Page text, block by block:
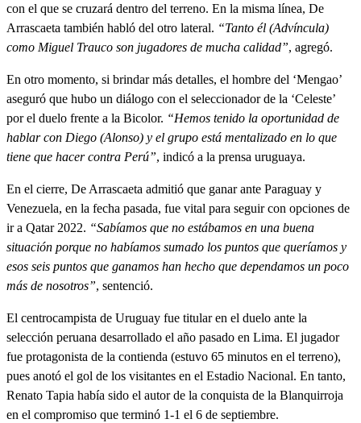
con el que se cruzará dentro del terreno. En la misma línea, De
Arrascaeta también habló del otro lateral. “Tanto él (Advíncula)
como Miguel Trauco son jugadores de mucha calidad”, agregó.
En otro momento, si brindar más detalles, el hombre del ‘Mengao’
aseguró que hubo un diálogo con el seleccionador de la ‘Celeste’
por el duelo frente a la Bicolor. “Hemos tenido la oportunidad de
hablar con Diego (Alonso) y el grupo está mentalizado en lo que
tiene que hacer contra Perú”, indicó a la prensa uruguaya.
En el cierre, De Arrascaeta admitió que ganar ante Paraguay y
Venezuela, en la fecha pasada, fue vital para seguir con opciones de
ir a Qatar 2022. “Sabíamos que no estábamos en una buena
situación porque no habíamos sumado los puntos que queríamos y
esos seis puntos que ganamos han hecho que dependamos un poco
más de nosotros”, sentenció.
El centrocampista de Uruguay fue titular en el duelo ante la
selección peruana desarrollado el año pasado en Lima. El jugador
fue protagonista de la contienda (estuvo 65 minutos en el terreno),
pues anotó el gol de los visitantes en el Estadio Nacional. En tanto,
Renato Tapia había sido el autor de la conquista de la Blanquirroja
en el compromiso que terminó 1-1 el 6 de septiembre.